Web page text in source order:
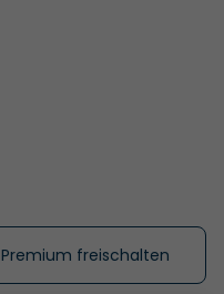
Premium freischalten